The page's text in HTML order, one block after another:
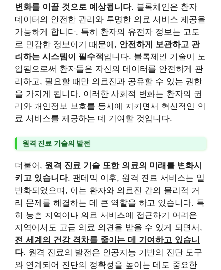
변화를 이끌 것으로 예상됩니다. 블록체인은 환자
데이터의 안전한 관리와 투명한 의료 서비스 제공을
가능하게 합니다. 특히 환자의 유전자 정보는 고도
로 민감한 정보이기 때문에, 안전하게 보관하고 관
리하는 시스템이 필수적 입니다. 블록체인 기술이 도
입됨으로써 환자들은 자신의 데이터를 안전하게 관
리하고, 필요할 때만 의료진과 공유할 수 있는 권한
을 가지게 됩니다. 이러한 사회적 변화는 환자의 권
리와 개인정보 보호를 동시에 지키면서 혁신적인 의
료 서비스를 제공하는 데 기여할 것입니다.
원격 진료 기술의 발전
더불어, 원격 진료 기술 또한 의료의 미래를 변화시
키고 있습니다. 팬데믹 이후, 원격 진료 서비스는 일
반화되었으며, 이는 환자와 의료진 간의 물리적 거
리 문제를 해결하는 데 큰 역할을 하고 있습니다. 특
히 농촌 지역이나 의료 서비스에 접근하기 어려운
지역에서도 고급 의료 의견을 받을 수 있게 되면서,
전 세계의 건강 격차를 줄이는 데 기여하고 있습니
다. 원격 진료의 발전은 인공지능 기반의 진단 도구
와 연계되어 진단의 정확성을 높이는 데도 중요한